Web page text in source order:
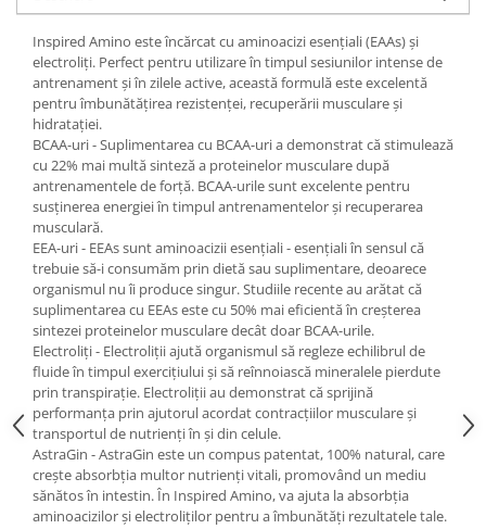
Under Armour
Universal
Vitargo
Weider
Zenana
Inspired Amino este încărcat cu aminoacizi esențiali (EAAs) și
electroliți. Perfect pentru utilizare în timpul sesiunilor intense de
antrenament și în zilele active, această formulă este excelentă
pentru îmbunătățirea rezistenței, recuperării musculare și
hidratației.
BCAA-uri - Suplimentarea cu BCAA-uri a demonstrat că stimulează
cu 22% mai multă sinteză a proteinelor musculare după
antrenamentele de forță. BCAA-urile sunt excelente pentru
susținerea energiei în timpul antrenamentelor și recuperarea
musculară.
EEA-uri - EEAs sunt aminoacizii esențiali - esențiali în sensul că
trebuie să-i consumăm prin dietă sau suplimentare, deoarece
organismul nu îi produce singur. Studiile recente au arătat că
suplimentarea cu EEAs este cu 50% mai eficientă în creșterea
sintezei proteinelor musculare decât doar BCAA-urile.
Electroliți - Electroliții ajută organismul să regleze echilibrul de
fluide în timpul exercițiului și să reînnoiască mineralele pierdute
prin transpirație. Electroliții au demonstrat că sprijină
performanța prin ajutorul acordat contracțiilor musculare și
transportul de nutrienți în și din celule.
AstraGin - AstraGin este un compus patentat, 100% natural, care
crește absorbția multor nutrienți vitali, promovând un mediu
sănătos în intestin. În Inspired Amino, va ajuta la absorbția
aminoacizilor și electroliților pentru a îmbunătăți rezultatele tale.